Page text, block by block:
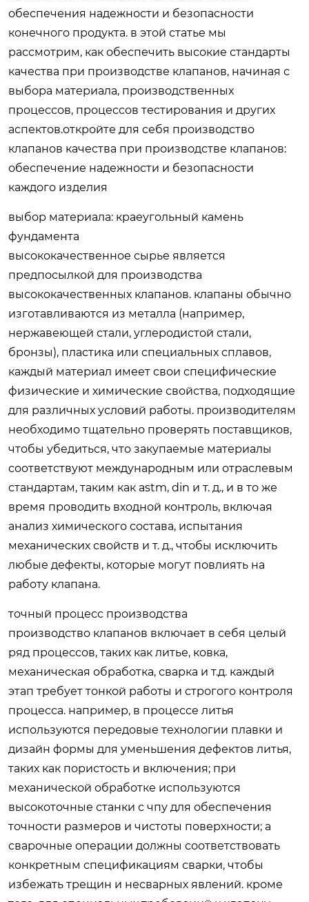
обеспечения надежности и безопасности
конечного продукта. в этой статье мы
рассмотрим, как обеспечить высокие стандарты
качества при производстве клапанов, начиная с
выбора материала, производственных
процессов, процессов тестирования и других
аспектов.откройте для себя производство
клапанов качества при производстве клапанов:
обеспечение надежности и безопасности
каждого изделия
выбор материала: краеугольный камень
фундамента
высококачественное сырье является
предпосылкой для производства
высококачественных клапанов. клапаны обычно
изготавливаются из металла (например,
нержавеющей стали, углеродистой стали,
бронзы), пластика или специальных сплавов,
каждый материал имеет свои специфические
физические и химические свойства, подходящие
для различных условий работы. производителям
необходимо тщательно проверять поставщиков,
чтобы убедиться, что закупаемые материалы
соответствуют международным или отраслевым
стандартам, таким как astm, din и т. д., и в то же
время проводить входной контроль, включая
анализ химического состава, испытания
механических свойств и т. д., чтобы исключить
любые дефекты, которые могут повлиять на
работу клапана.
точный процесс производства
производство клапанов включает в себя целый
ряд процессов, таких как литье, ковка,
механическая обработка, сварка и т.д. каждый
этап требует тонкой работы и строгого контроля
процесса. например, в процессе литья
используются передовые технологии плавки и
дизайн формы для уменьшения дефектов литья,
таких как пористость и включения; при
механической обработке используются
высокоточные станки с чпу для обеспечения
точности размеров и чистоты поверхности; а
сварочные операции должны соответствовать
конкретным спецификациям сварки, чтобы
избежать трещин и несварных явлений. кроме